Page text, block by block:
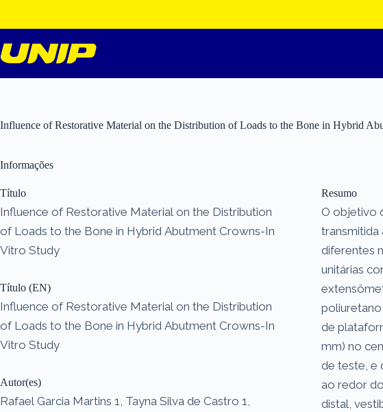
o
conteúdo
Influence of Restorative Material on the Distribution of Loads to the Bone in Hybrid
Informações
Título
Influence of Restorative Material on the Distribution
of Loads to the Bone in Hybrid Abutment Crowns-In
Vitro Study
Título (EN)
Influence of Restorative Material on the Distribution
of Loads to the Bone in Hybrid Abutment Crowns-In
Vitro Study
Autor(es)
Rafael Garcia Martins 1, Tayna Silva de Castro 1,
Resumo
O objetivo
diferentes
unitárias
de
mm) no
de teste, e
ao redor
distal,